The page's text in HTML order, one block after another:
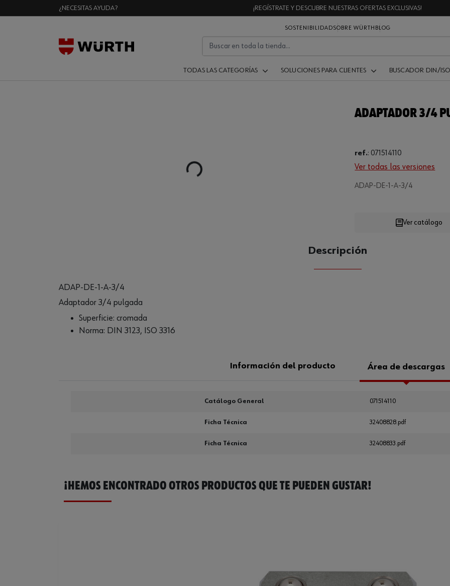
¿NECESITAS AYUDA? ¡REGÍSTRATE Y DESCUBRE NUESTRAS OFERTAS EXCLUSIVAS!
SOSTENIBILIDADSOBRE WÜRTH BLOG
TODAS LAS CATEGORÍAS SOLUCIONES PARA CLIENTES BUSCADOR DIN/ISO
Loading...
ADAPTADOR 3/4
ref.: 071514110
Ver todas las versiones
ADAP-DE-1-A-3/4Loading...
CANTIDAD
Ver catálogo
Descripción
ADAP-DE-1-A-3/4
Adaptador 3/4 pulgada
Superficie: cromada
Norma: DIN 3123, ISO 3316
Información del producto Área de descargas
Catálogo General 071514110
Ficha Técnica 32408828.pdf
Ficha Técnica 32408833.pdf
¡HEMOS ENCONTRADO OTROS PRODUCTOS QUE TE PUEDEN GUSTAR!